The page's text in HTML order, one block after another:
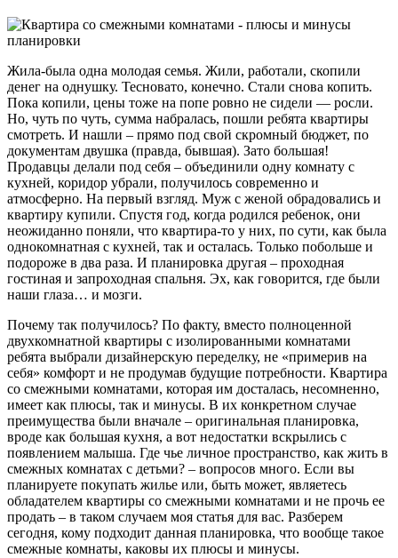
Жила-была одна молодая семья. Жили, работали, скопили
денег на однушку. Тесновато, конечно. Стали снова копить.
Пока копили, цены тоже на попе ровно не сидели — росли.
Но, чуть по чуть, сумма набралась, пошли ребята квартиры
смотреть. И нашли – прямо под свой скромный бюджет, по
документам двушка (правда, бывшая). Зато большая!
Продавцы делали под себя – объединили одну комнату с
кухней, коридор убрали, получилось современно и
атмосферно. На первый взгляд. Муж с женой обрадовались и
квартиру купили. Спустя год, когда родился ребенок, они
неожиданно поняли, что квартира-то у них, по сути, как была
однокомнатная с кухней, так и осталась. Только побольше и
подороже в два раза. И планировка другая – проходная
гостиная и запроходная спальня. Эх, как говорится, где были
наши глаза… и мозги.
Почему так получилось? По факту, вместо полноценной
двухкомнатной квартиры с изолированными комнатами
ребята выбрали дизайнерскую переделку, не «примерив на
себя» комфорт и не продумав будущие потребности. Квартира
со смежными комнатами, которая им досталась, несомненно,
имеет как плюсы, так и минусы. В их конкретном случае
преимущества были вначале – оригинальная планировка,
вроде как большая кухня, а вот недостатки вскрылись с
появлением малыша. Где чье личное пространство, как жить в
смежных комнатах с детьми? – вопросов много. Если вы
планируете покупать жилье или, быть может, являетесь
обладателем квартиры со смежными комнатами и не прочь ее
продать – в таком случаем моя статья для вас. Разберем
сегодня, кому подходит данная планировка, что вообще такое
смежные комнаты, каковы их плюсы и минусы.